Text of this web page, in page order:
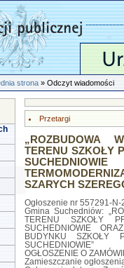
strona» Odczyt wiadomości
Przetargi
„ROZBUDOWA
TERENU SZKOŁY
SZARYCH
Ogłoszenie nr 557291-
Gmina Suchedniów:
TERENU SZKOŁY
SUCHEDNIOWIE
BUDYNKU
SUCHEDNIOWIE”
OGŁOSZENIE O
Zamieszczanie